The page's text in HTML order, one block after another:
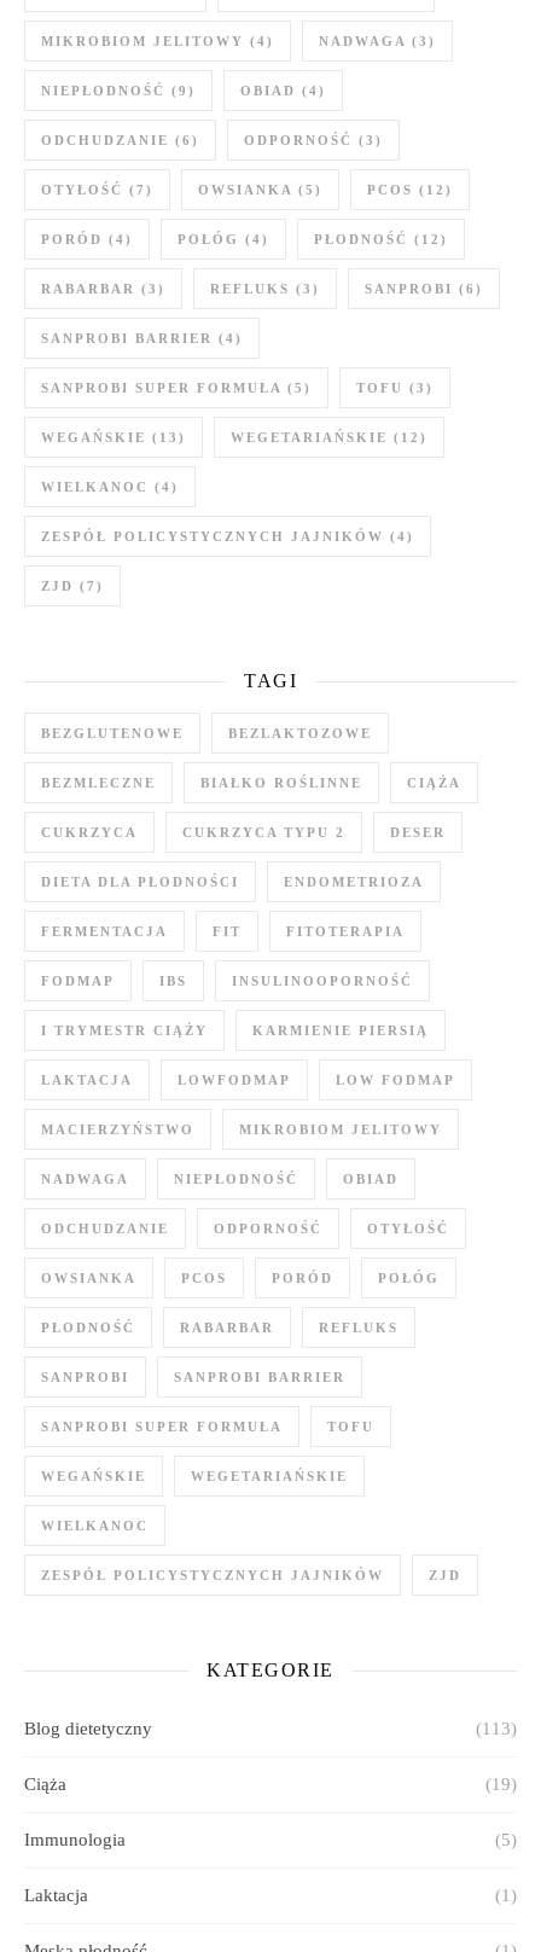
MIKROBIOM JELITOWY (4) NADWAGA (3)
NIEPŁODNOŚĆ (9) OBIAD (4)
ODCHUDZANIE (6) ODPORNOŚĆ (3)
OTYŁOŚĆ (7) OWSIANKA (5) PCOS (12)
PORÓD (4) POŁÓG (4) PŁODNOŚĆ (12)
RABARBAR (3) REFLUKS (3) SANPROBI (6)
SANPROBI BARRIER (4)
SANPROBI SUPER FORMUŁA (5) TOFU (3)
WEGAŃSKIE (13) WEGETARIAŃSKIE (12)
WIELKANOC (4)
ZESPÓŁ POLICYSTYCZNYCH JAJNIKÓW (4)
ZJD (7)
TAGI
BEZGLUTENOWE BEZLAKTOZOWE
BEZMLECZNE BIAŁKO ROŚLINNE CIĄŻA
CUKRZYCA CUKRZYCA TYPU 2 DESER
DIETA DLA PŁODNOŚCI ENDOMETRIOZA
FERMENTACJA FIT FITOTERAPIA
FODMAP IBS INSULINOOPORNOŚĆ
I TRYMESTR CIĄŻY KARMIENIE PIERSIĄ
LAKTACJA LOWFODMAP LOW FODMAP
MACIERZYŃSTWO MIKROBIOM JELITOWY
NADWAGA NIEPŁODNOŚĆ OBIAD
ODCHUDZANIE ODPORNOŚĆ OTYŁOŚĆ
OWSIANKA PCOS PORÓD POŁÓG
PŁODNOŚĆ RABARBAR REFLUKS
SANPROBI SANPROBI BARRIER
SANPROBI SUPER FORMUŁA TOFU
WEGAŃSKIE WEGETARIAŃSKIE
WIELKANOC
ZESPÓŁ POLICYSTYCZNYCH JAJNIKÓW ZJD
KATEGORIE
Blog dietetyczny (113)
Ciąża (19)
Immunologia (5)
Laktacja (1)